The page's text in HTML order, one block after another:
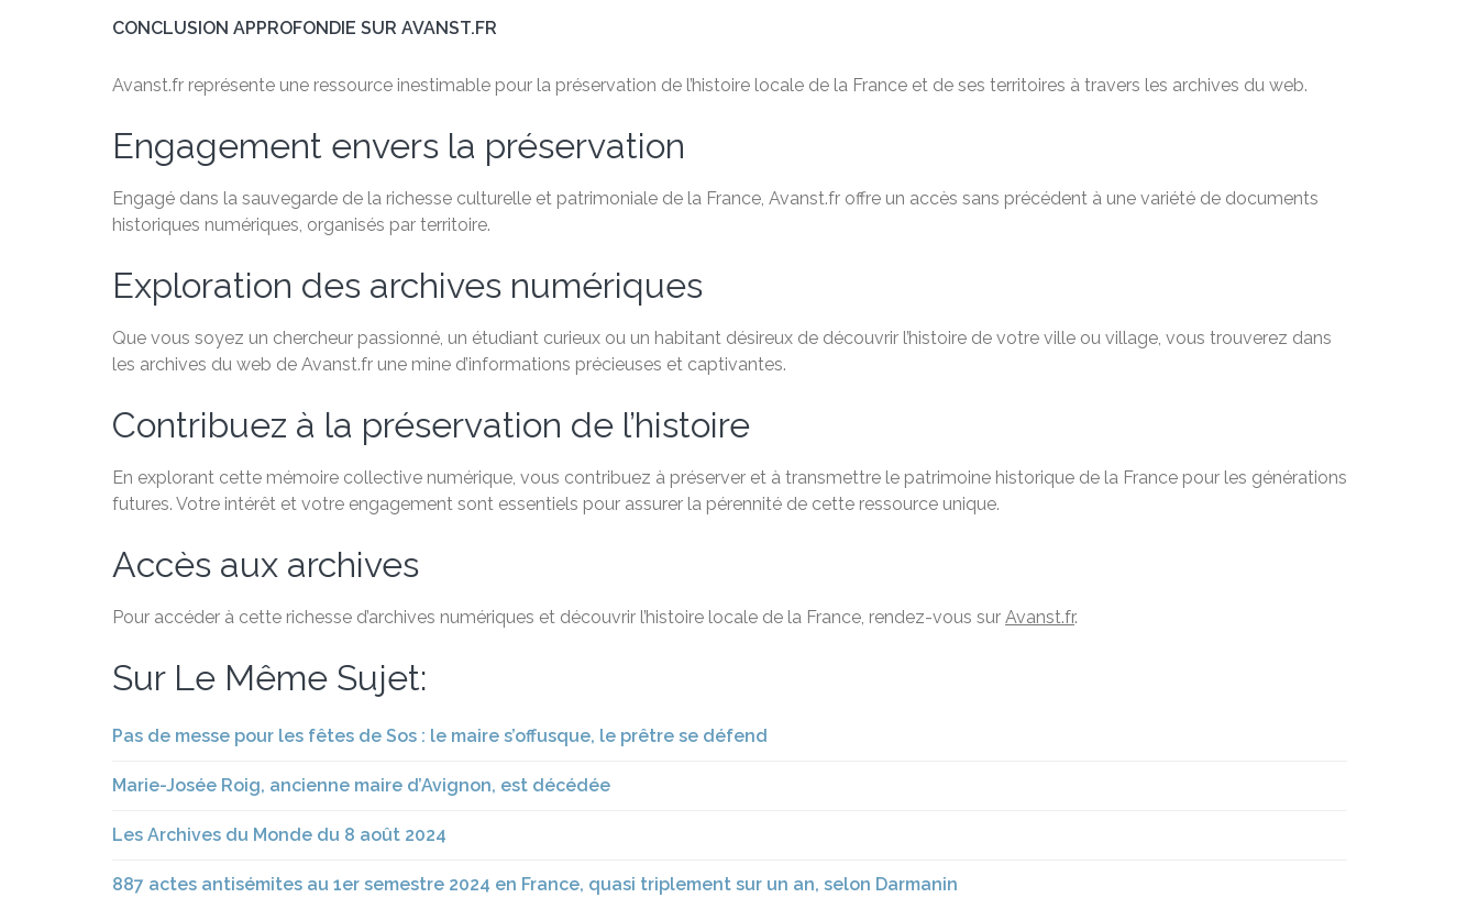
CONCLUSION APPROFONDIE SUR AVANST.FR
Avanst.fr représente une ressource inestimable pour la préservation de l’histoire locale de la France et de ses territoires à travers les archives du web.
Engagement envers la préservation
Engagé dans la sauvegarde de la richesse culturelle et patrimoniale de la France, Avanst.fr offre un accès sans précédent à une variété de documents
historiques numériques, organisés par territoire.
Exploration des archives numériques
Que vous soyez un chercheur passionné, un étudiant curieux ou un habitant désireux de découvrir l’histoire de votre ville ou village, vous trouverez dans
les archives du web de Avanst.fr une mine d’informations précieuses et captivantes.
Contribuez à la préservation de l’histoire
En explorant cette mémoire collective numérique, vous contribuez à préserver et à transmettre le patrimoine historique de la France pour les générations
futures. Votre intérêt et votre engagement sont essentiels pour assurer la pérennité de cette ressource unique.
Accès aux archives
Pour accéder à cette richesse d’archives numériques et découvrir l’histoire locale de la France, rendez-vous sur Avanst.fr.
Sur Le Même Sujet:
Pas de messe pour les fêtes de Sos : le maire s’offusque, le prêtre se défend
Marie-Josée Roig, ancienne maire d’Avignon, est décédée
Les Archives du Monde du 8 août 2024
887 actes antisémites au 1er semestre 2024 en France, quasi triplement sur un an, selon Darmanin